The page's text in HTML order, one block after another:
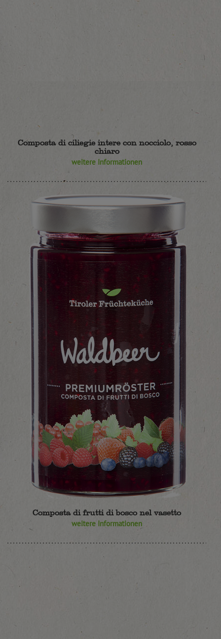
Composta di ciliegie intere con nocciolo, rosso
chiaro
weitere Informationen
Composta di frutti di bosco nel vasetto
weitere Informationen